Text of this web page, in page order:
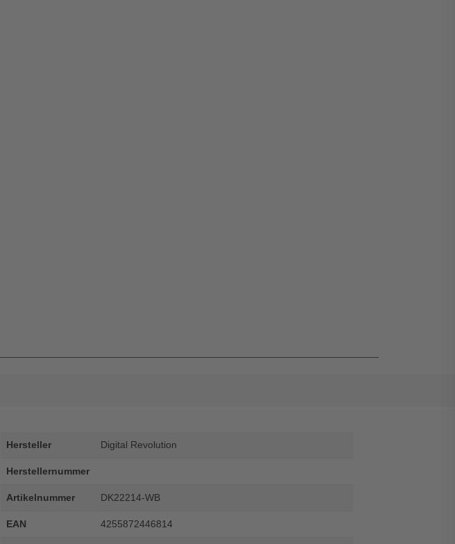
Hersteller Digital Revolution
Herstellernummer
Artikelnummer DK22214-WB
EAN 4255872446814